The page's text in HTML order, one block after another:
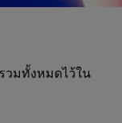
วมทั้งหมดไว้ใน